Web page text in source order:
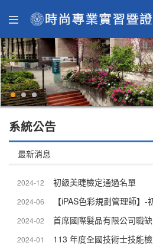
系統公告
最新消息
2024-12 初級美睫檢定通過名單
2024-06 【iPAS色彩規劃管理師】
2024-02 首席國際髮品有限公司職缺
2024-01 113 年度全國技術士技能